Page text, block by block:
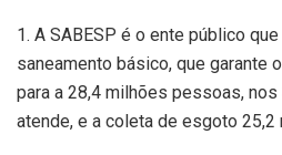
1. A SABESP é o ente público
saneamento básico, que garante
para a 28,4 milhões pessoas,
atende, e a coleta de esgoto 25,2